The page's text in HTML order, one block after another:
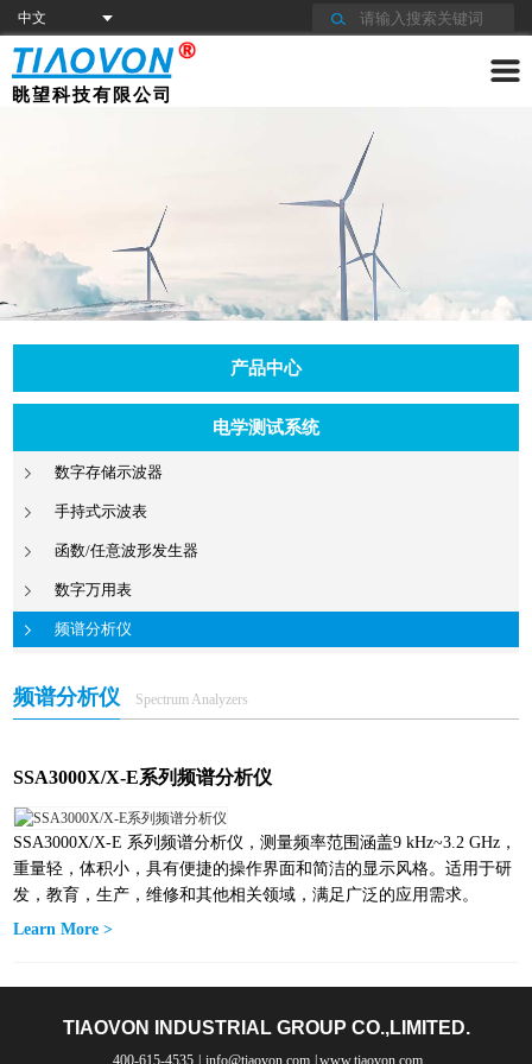
眺望科技有限公司
产品中心
电学测试系统
数字存储示波器
手持式示波表
函数/任意波形发生器
数字万用表
频谱分析仪
频谱分析仪 Spectrum Analyzers
SSA3000X/X-E系列频谱分析仪
SSA3000X/X-E 系列频谱分析仪，测量频率范围涵盖9 kHz~3.2 GHz，
重量轻，体积小，具有便捷的操作界面和简洁的显示风格。适用于研
发，教育，生产，维修和其他相关领域，满足广泛的应用需求。
Learn More >
TIAOVON INDUSTRIAL GROUP CO.,LIMITED.
400-615-4535 info@tiaovon.com www.tiaovon.com